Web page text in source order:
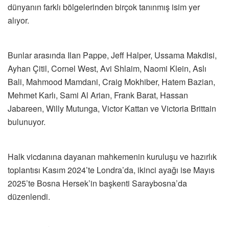
dünyanın farklı bölgelerinden birçok tanınmış isim yer
alıyor.
Bunlar arasında Ilan Pappe, Jeff Halper, Ussama Makdisi,
Ayhan Çitil, Cornel West, Avi Shlaim, Naomi Klein, Aslı
Bali, Mahmood Mamdani, Craig Mokhiber, Hatem Bazian,
Mehmet Karlı, Sami Al Arian, Frank Barat, Hassan
Jabareen, Willy Mutunga, Victor Kattan ve Victoria Brittain
bulunuyor.
Halk vicdanına dayanan mahkemenin kuruluşu ve hazırlık
toplantısı Kasım 2024’te Londra’da, ikinci ayağı ise Mayıs
2025’te Bosna Hersek’in başkenti Saraybosna’da
düzenlendi.